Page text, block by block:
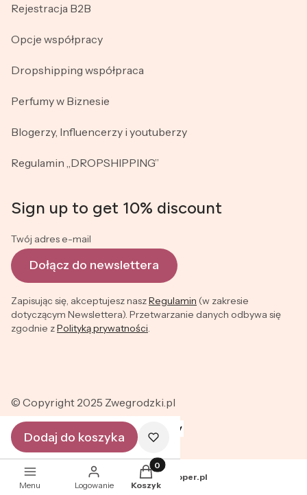
Rejestracja B2B
Opcje współpracy
Dropshipping współpraca
Perfumy w Biznesie
Blogerzy, Influencerzy i youtuberzy
Regulamin „DROPSHIPPING”
Sign up to get 10% discount
Twój adres e-mail
Dołącz do newslettera
Zapisując się, akceptujesz naszRegulamin (w zakresie
dotyczącym Newslettera). Przetwarzanie danych odbywa się
zgodnie zPolityką prywatności
© Copyright 2025 Zwegrodzki.pl
Sklep internetowy Shoper.pl
Dodaj do koszyka
Menu Logowanie
Produkty w koszyku: 0. Zobacz
Koszyk